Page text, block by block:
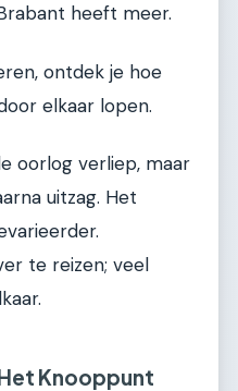
heeft meer.
ontdek je hoe
elkaar lopen.
oorlog verliep, maar
uitzag. Het
te reizen; veel
Knooppunt